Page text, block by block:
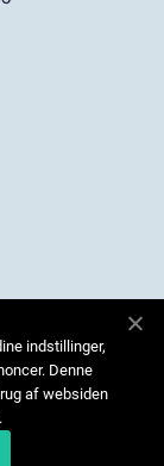
indstillinger,
Denne
af websiden